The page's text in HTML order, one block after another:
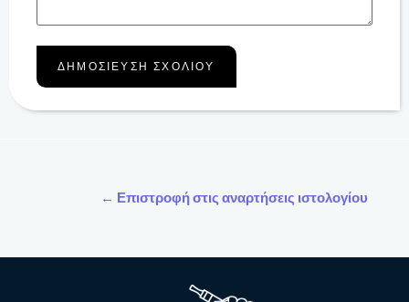
← Επιστροφή στις αναρτήσεις ιστολογίου